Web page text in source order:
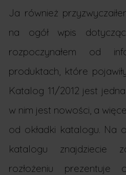
Ja również
na ogół wpis
rozpoczynałem od
produktach, które
Katalog 11/2012 jest
w nim jest nowości, a
od okładki katalogu. Na
katalogu znajdziecie
rozłożeniu